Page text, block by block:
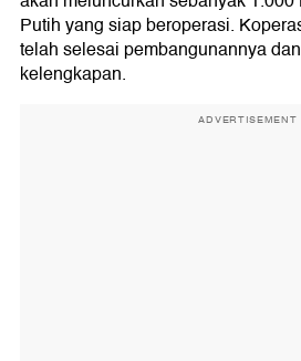
Putih yang siap beroperasi.
telah selesai pembangunannya
kelengkapan.
ADVERTISEMENT